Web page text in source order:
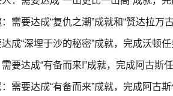
需要达成“复仇之潮”成就和“赞达拉万
成“深埋于沙的秘密”成就，完成沃顿任
要达成“有备而来!”成就，完成阿古斯
需要达成“有备而来”成就，完成阿古